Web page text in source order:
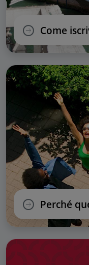
Come
Perché